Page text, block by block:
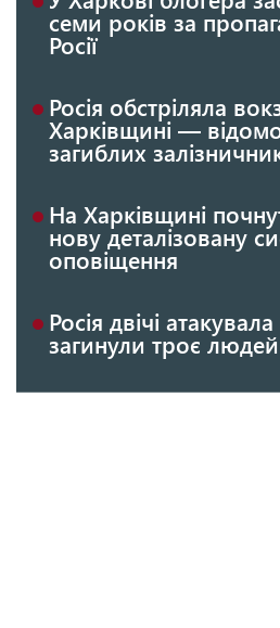
семи років за
Росії
Росія обстріляла
Харківщині —
загиблих
На Харківщині
нову деталізовану
оповіщення
Росія двічі
загинули троє людей